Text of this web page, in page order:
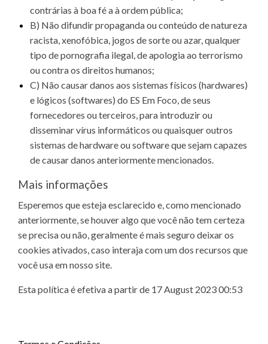
contrárias à boa fé a à ordem pública;
B) Não difundir propaganda ou conteúdo de natureza
racista, xenofóbica, jogos de sorte ou azar, qualquer
tipo de pornografia ilegal, de apologia ao terrorismo
ou contra os direitos humanos;
C) Não causar danos aos sistemas físicos (hardwares)
e lógicos (softwares) do ES Em Foco, de seus
fornecedores ou terceiros, para introduzir ou
disseminar vírus informáticos ou quaisquer outros
sistemas de hardware ou software que sejam capazes
de causar danos anteriormente mencionados.
Mais informações
Esperemos que esteja esclarecido e, como mencionado
anteriormente, se houver algo que você não tem certeza
se precisa ou não, geralmente é mais seguro deixar os
cookies ativados, caso interaja com um dos recursos que
você usa em nosso site.
Esta política é efetiva a partir de 17 August 2023 00:53